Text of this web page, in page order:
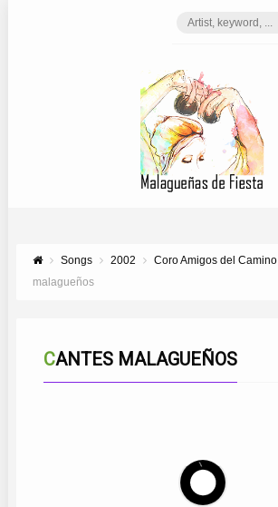
Songs 2002 Coro Amigos del Camino
malagueños
CANTES MALAGUEÑOS